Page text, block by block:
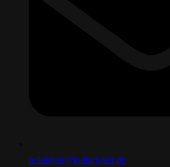
redaktion@kulturjoker.de